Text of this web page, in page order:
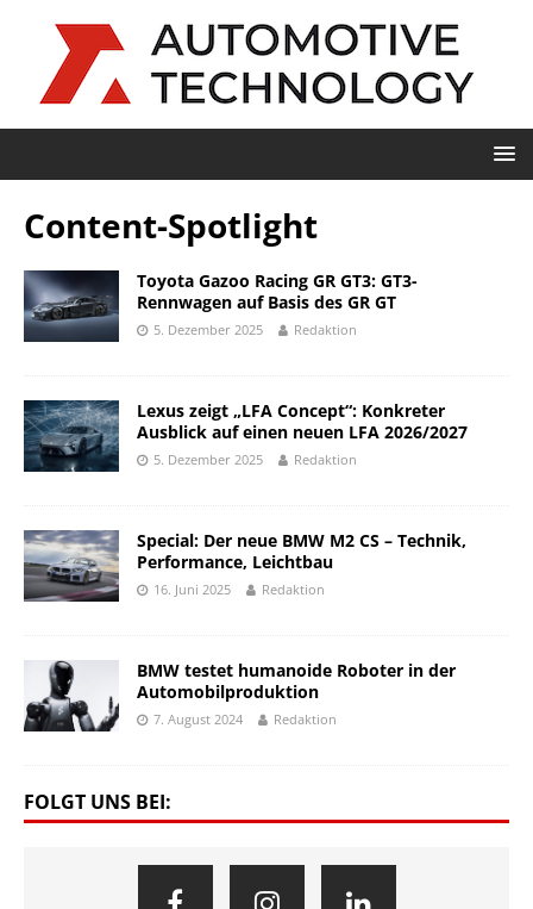
Content-Spotlight
Toyota Gazoo Racing GR GT3: GT3-
Rennwagen auf Basis des GR GT
5. Dezember 2025 Redaktion
Lexus zeigt „LFA Concept“: Konkreter
Ausblick auf einen neuen LFA 2026/2027
5. Dezember 2025 Redaktion
Special: Der neue BMW M2 CS – Technik,
Performance, Leichtbau
16. Juni 2025 Redaktion
BMW testet humanoide Roboter in der
Automobilproduktion
7. August 2024 Redaktion
FOLGT UNS BEI: